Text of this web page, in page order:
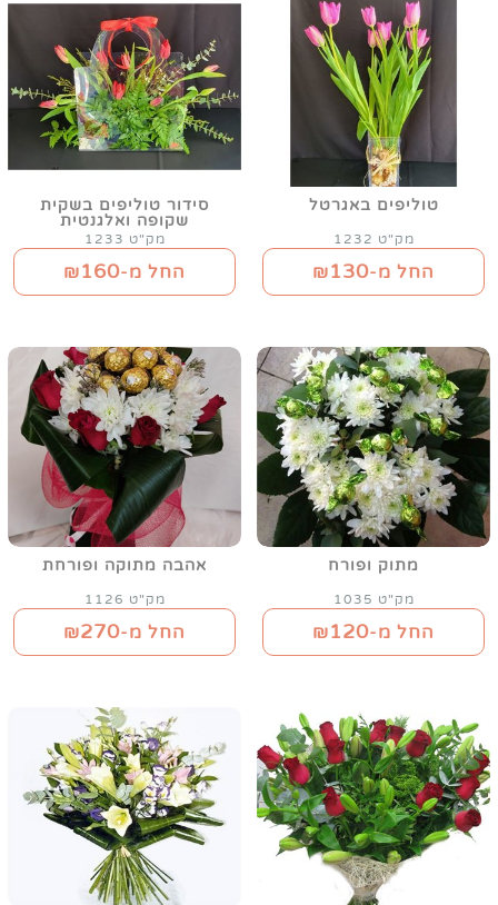
טוליפים באגרטל
מק"ט 1232
החל מ-₪130
סידור טוליפים בשקית
שקופה ואלגנטית
מק"ט 1233
החל מ-₪160
מתוק ופורח
מק"ט 1035
החל מ-₪120
אהבה מתוקה ופורחת
מק"ט 1126
החל מ-₪270